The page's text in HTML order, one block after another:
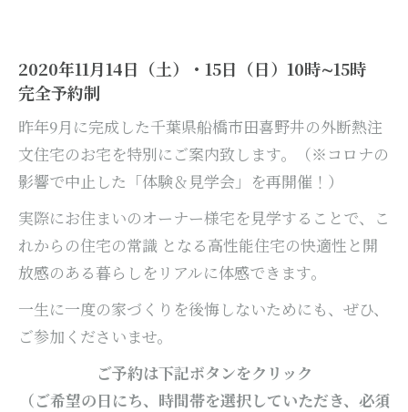
2020年11月14日（土）・15日（日）10時∼15時
完全予約制
昨年9月に完成した千葉県船橋市田喜野井の外断熱注
文住宅のお宅を特別にご案内致します。（※コロナの
影響で中止した「体験＆見学会」を再開催！）
実際にお住まいのオーナー様宅を見学することで、こ
れからの住宅の常識 となる高性能住宅の快適性と開
放感のある暮らしをリアルに体感できます。
一生に一度の家づくりを後悔しないためにも、ぜひ、
ご参加くださいませ。
ご予約は下記ボタンをクリック
（ご希望の日にち、時間帯を選択していただき、 必須